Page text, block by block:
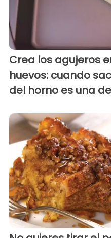
Crea los agujeros
huevos: cuando
del horno es una